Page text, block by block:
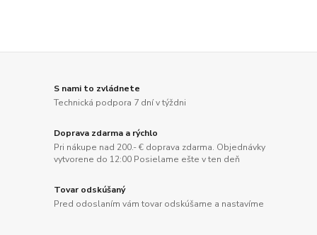
S nami to zvládnete
Technická podpora 7 dní v týždni
Doprava zdarma a rýchlo
Pri nákupe nad 200.- € doprava zdarma. Objednávky
vytvorene do 12:00 Posielame ešte v ten deň
Tovar odskúšaný
Pred odoslaním vám tovar odskúšame a nastavíme